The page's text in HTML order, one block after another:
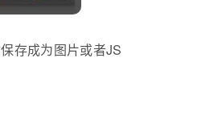
存成为图片或者JS